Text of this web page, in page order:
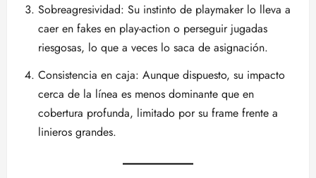
Sobreagresividad: Su instinto de playmaker lo lleva a
caer en fakes en play-action o perseguir jugadas
riesgosas, lo que a veces lo saca de asignación.
Consistencia en caja: Aunque dispuesto, su impacto
cerca de la línea es menos dominante que en
cobertura profunda, limitado por su frame frente a
linieros grandes.